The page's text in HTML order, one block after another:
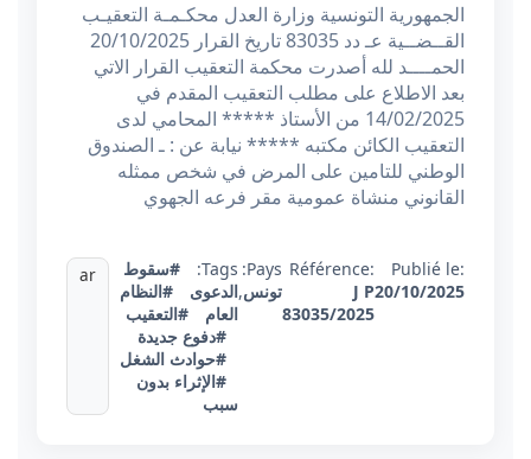
الجمهورية التونسية وزارة العدل محكـمـة التعقيـب
القــضــية عـ دد 83035 تاريخ القرار 20/10/2025
الحمــــد لله أصدرت محكمة التعقيب القرار الاتي
بعد الاطلاع على مطلب التعقيب المقدم في
14/02/2025 من الأستاذ ***** المحامي لدى
التعقيب الكائن مكتبه ***** نيابة عن : ـ الصندوق
الوطني للتامين على المرض في شخص ممثله
القانوني منشاة عمومية مقر فرعه الجهوي
Publié le:
20/10/2025
Référence:
J P
83035/2025
Pays:
تونس,
Tags:
#سقوط
الدعوى
#النظام
العام
#التعقيب
#دفوع جديدة
#حوادث الشغل
#الإثراء بدون
سبب
ar